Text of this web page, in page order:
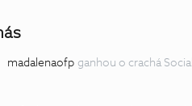
madalenaofp ganhou o crachá Social